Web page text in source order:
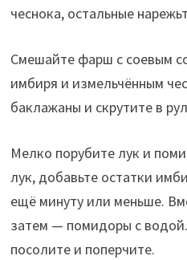
чеснока, остальные
Смешайте фарш с соевым
имбиря и измельчённым
баклажаны и скрутите в
Мелко порубите лук и
лук, добавьте остатки
ещё минуту или меньше.
затем — помидоры с
посолите и поперчите.